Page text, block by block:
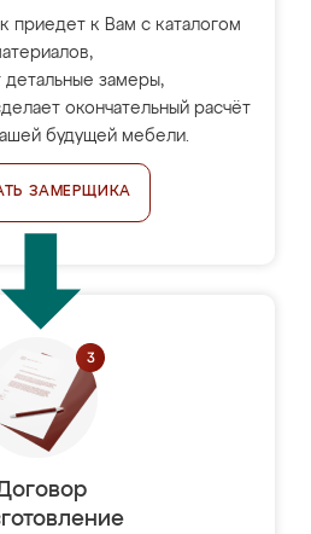
приедет к Вам с каталогом
детальные замеры,
окончательный расчёт
будущей мебели.
ЗАМЕРЩИКА